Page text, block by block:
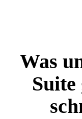
Was